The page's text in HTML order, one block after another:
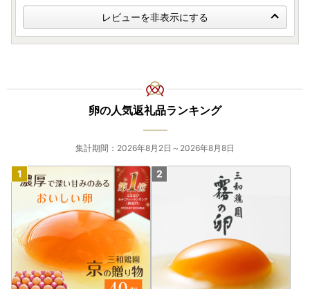
レビューを非表示にする
卵の人気返礼品ランキング
集計期間：2026年8月2日～2026年8月8日